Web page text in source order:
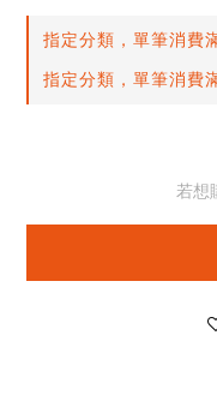
指定分類，單筆消費
指定分類，單筆消費
若想